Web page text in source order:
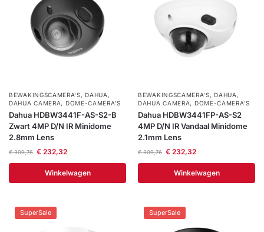
BEWAKINGSCAMERA'S,DAHUA ,
DAHUA CAMERA, DOME-CAMERA’S
Dahua HDBW3441F-AS-S2-B
Zwart 4MP D/N IR Minidome
2.8mm Lens
€309,76 €232,32
Winkelwagen
BEWAKINGSCAMERA'S,DAHUA ,
DAHUA CAMERA, DOME-CAMERA’S
Dahua HDBW3441FP-AS-S2
4MP D/N IR Vandaal Minidome
2.1mm Lens
€309,76 €232,32
Winkelwagen
SuperSale SuperSale